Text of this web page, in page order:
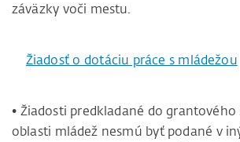
záväzky voči mestu.
Žiadosť o dotáciu práce s mládežou
• Žiadosti predkladané do grantového
oblasti mládež nesmú byť podané v